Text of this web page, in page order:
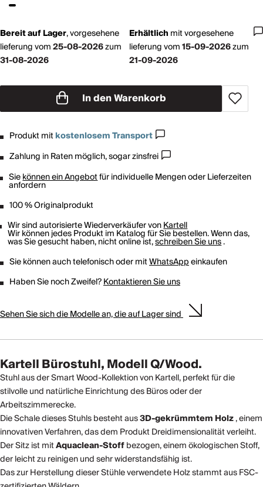
Bereit auf Lager,vorgesehene
lieferung vom25-08-2026zum
31-08-2026
Erhältlich mitvorgesehene
lieferung vom15-09-2026zum
21-09-2026
In den Warenkorb
Produkt mitkostenlosem Transport
Zahlung in Raten möglich, sogar zinsfrei
Siekönnen ein Angebotfür individuelle Mengen oder Lieferzeiten
anfordern
100 % Originalprodukt
Wir sind autorisierte Wiederverkäufer vonKartell
Wir können jedes Produkt im Katalog für Sie bestellen. Wenn das,
was Sie gesucht haben, nicht online ist,schreiben Sie uns.
Sie können auch telefonisch oder mitWhatsAppeinkaufen
Haben Sie noch Zweifel?Kontaktieren Sie uns
Sehen Sie sich die Modelle an, die auf Lager sind
Kartell Bürostuhl, Modell Q/Wood.
Stuhl aus der Smart Wood-Kollektion von Kartell, perfekt für die
stilvolle und natürliche Einrichtung des Büros oder der
Arbeitszimmerecke.
Die Schale dieses Stuhls besteht aus3D-gekrümmtem Holz, einem
innovativen Verfahren, das dem Produkt Dreidimensionalität verleiht.
Der Sitz ist mitAquaclean-Stoffbezogen, einem ökologischen Stoff,
der leicht zu reinigen und sehr widerstandsfähig ist.
Das zur Herstellung dieser Stühle verwendete Holz stammt aus FSC-